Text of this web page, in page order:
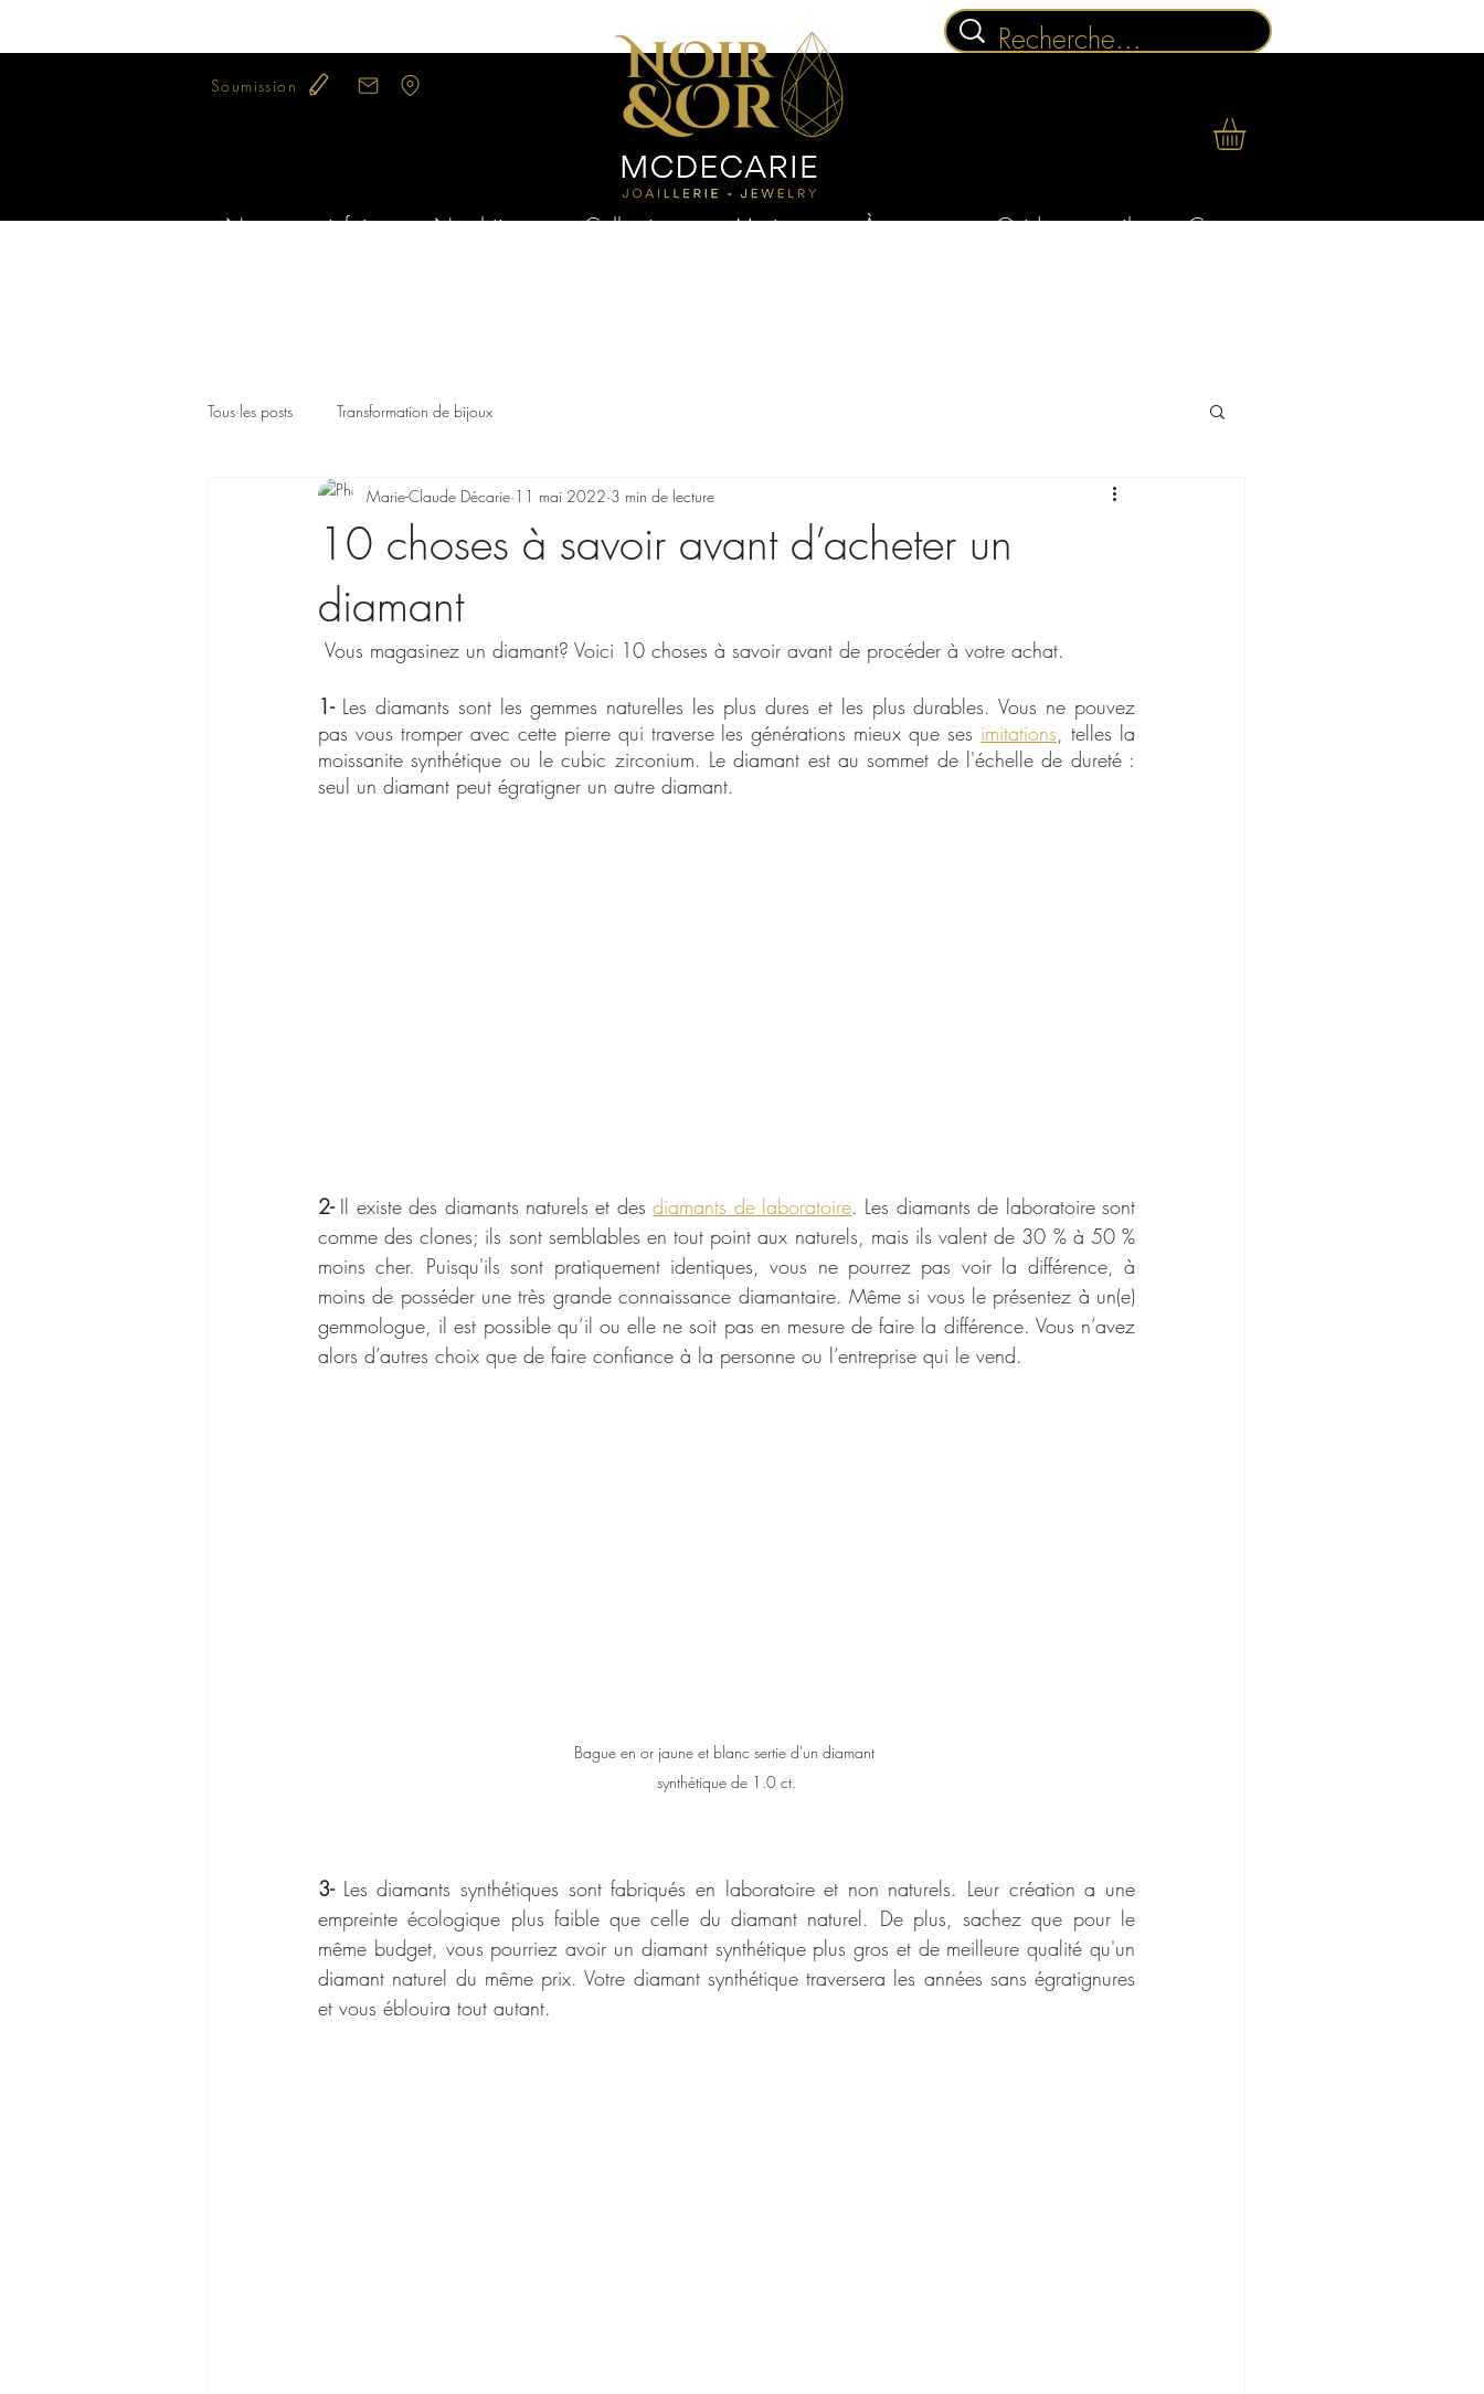
Soumission
Notre savoir-faire Nos bijoux Collections Mariage À propos Guides conseils Contact
Tous les posts Transformation de bijoux
10 choses à savoir avant d’acheter un
diamant
Marie-Claude Décarie 11 mai 2022 3 min de lecture
Vous magasinez un diamant? Voici 10 choses à savoir avant de procéder à votre achat.
1- Les diamants sont les gemmes naturelles les plus dures et les plus durables. Vous ne pouvez
pas vous tromper avec cette pierre qui traverse les générations mieux que ses imitations, telles la
moissanite synthétique ou le cubic zirconium. Le diamant est au sommet de l'échelle de dureté :
seul un diamant peut égratigner un autre diamant.
2- Il existe des diamants naturels et des diamants de laboratoire. Les diamants de laboratoire sont
comme des clones; ils sont semblables en tout point aux naturels, mais ils valent de 30 % à 50 %
moins cher. Puisqu'ils sont pratiquement identiques, vous ne pourrez pas voir la différence, à
moins de posséder une très grande connaissance diamantaire. Même si vous le présentez à un(e)
gemmologue, il est possible qu’il ou elle ne soit pas en mesure de faire la différence. Vous n’avez
alors d’autres choix que de faire confiance à la personne ou l’entreprise qui le vend.
Bague en or jaune et blanc sertie d'un diamant
synthétique de 1.0 ct.
3- Les diamants synthétiques sont fabriqués en laboratoire et non naturels. Leur création a une
empreinte écologique plus faible que celle du diamant naturel. De plus, sachez que pour le
même budget, vous pourriez avoir un diamant synthétique plus gros et de meilleure qualité qu'un
diamant naturel du même prix. Votre diamant synthétique traversera les années sans égratignures
et vous éblouira tout autant.